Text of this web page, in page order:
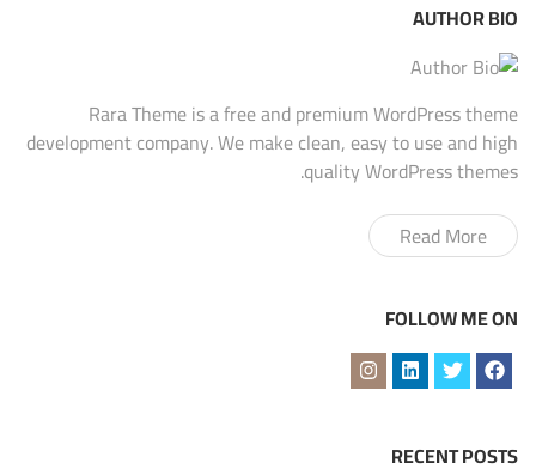
AUTHOR BIO
Rara Theme is a free and premium WordPress theme
development company. We make clean, easy to use and high
quality WordPress themes.
Read More
FOLLOW ME ON
RECENT POSTS